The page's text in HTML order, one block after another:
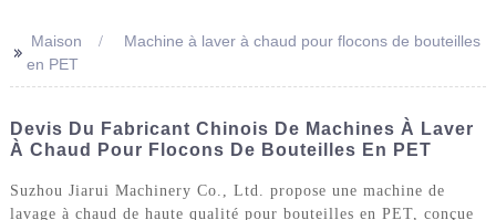
>> Maison
Machine à laver à chaud pour flocons de bouteilles
en PET
Devis Du Fabricant Chinois De Machines À Laver
À Chaud Pour Flocons De Bouteilles En PET
Suzhou Jiarui Machinery Co., Ltd. propose une machine de
lavage à chaud de haute qualité pour bouteilles en PET, conçue